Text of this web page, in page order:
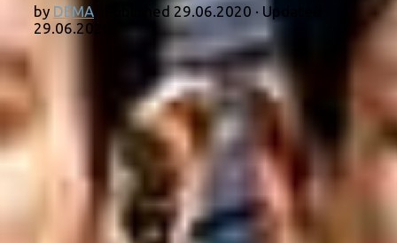
by DEMA · Published 29.06.2020 · Updated
29.06.2020